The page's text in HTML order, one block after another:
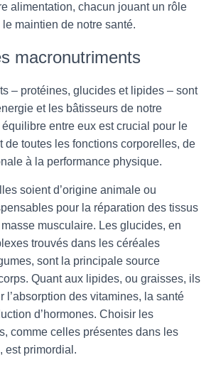
alimentation, chacun jouant un rôle
maintien de notre santé.
macronutriments
– protéines, glucides et lipides – sont
et les bâtisseurs de notre
entre eux est crucial pour le
de toutes les fonctions corporelles, de
à la performance physique.
soient d’origine animale ou
pour la réparation des tissus
musculaire. Les glucides, en
trouvés dans les céréales
sont la principale source
Quant aux lipides, ou graisses, ils
l’absorption des vitamines, la santé
d’hormones. Choisir les
comme celles présentes dans les
est primordial.